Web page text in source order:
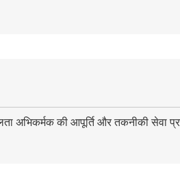
अभिकर्मक की आपूर्ति और तकनीकी